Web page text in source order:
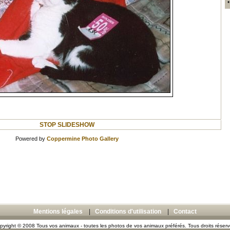
STOP SLIDESHOW
Powered by Coppermine Photo Gallery
Mentions légales Conditions d'utilisation Contact
© 2008 Tous vos animaux - toutes les photos de vos animaux préférés. Tous droits